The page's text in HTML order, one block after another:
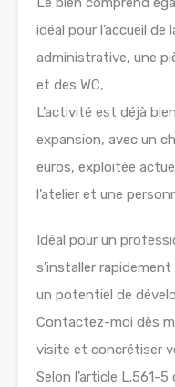
idéal pour l’accueil
administrative, une
et des WC,
L’activité est déjà
expansion, avec un
euros, exploitée
l’atelier et une
Idéal pour un
s’installer
un potentiel de
Contactez-moi dès
visite et concrétiser
Selon l’article L.561-